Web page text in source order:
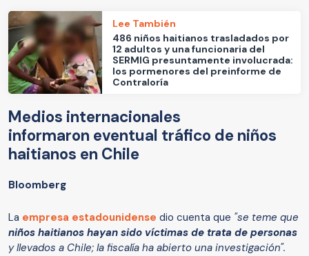
Lee También
486 niños haitianos trasladados por
12 adultos y una funcionaria del
SERMIG presuntamente involucrada:
los pormenores del preinforme de
Contraloría
Medios internacionales
informaron eventual tráfico de niños
haitianos en Chile
Bloomberg
La empresa estadounidense dio cuenta que "se teme que
niños haitianos hayan sido víctimas de trata de personas
y llevados a Chile; la fiscalía ha abierto una investigación".